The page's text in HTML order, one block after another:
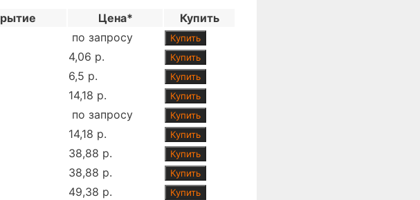
Цена*
Купить
по запросу Купить
4,06 р. Купить
6,5 р. Купить
14,18 р. Купить
по запросу Купить
14,18 р. Купить
38,88 р. Купить
38,88 р. Купить
49,38 р. Купить